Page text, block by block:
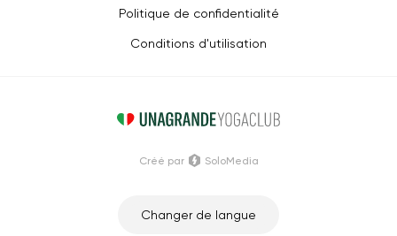
Politique de confidentialité
Conditions d'utilisation
Changer de langue
Créé par SoloMedia